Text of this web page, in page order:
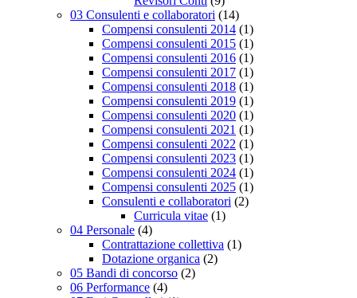
03 Consulenti e collaboratori (14)
Compensi consulenti 2014 (1)
Compensi consulenti 2015 (1)
Compensi consulenti 2016 (1)
Compensi consulenti 2017 (1)
Compensi consulenti 2018 (1)
Compensi consulenti 2019 (1)
Compensi consulenti 2020 (1)
Compensi consulenti 2021 (1)
Compensi consulenti 2022 (1)
Compensi consulenti 2023 (1)
Compensi consulenti 2024 (1)
Compensi consulenti 2025 (1)
Consulenti e collaboratori (2)
Curricula vitae (1)
04 Personale (4)
Contrattazione collettiva (1)
Dotazione organica (2)
05 Bandi di concorso (2)
06 Performance (4)